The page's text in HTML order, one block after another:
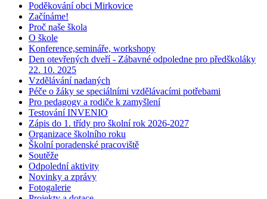
Poděkování obci Mirkovice
Začínáme!
Proč naše škola
O škole
Konference,semináře, workshopy
Den otevřených dveří - Zábavné odpoledne pro předškoláky
22. 10. 2025
Vzdělávání nadaných
Péče o žáky se speciálními vzdělávacími potřebami
Pro pedagogy a rodiče k zamyšlení
Testování INVENIO
Zápis do 1. třídy pro školní rok 2026-2027
Organizace školního roku
Školní poradenské pracoviště
Soutěže
Odpolední aktivity
Novinky a zprávy
Fotogalerie